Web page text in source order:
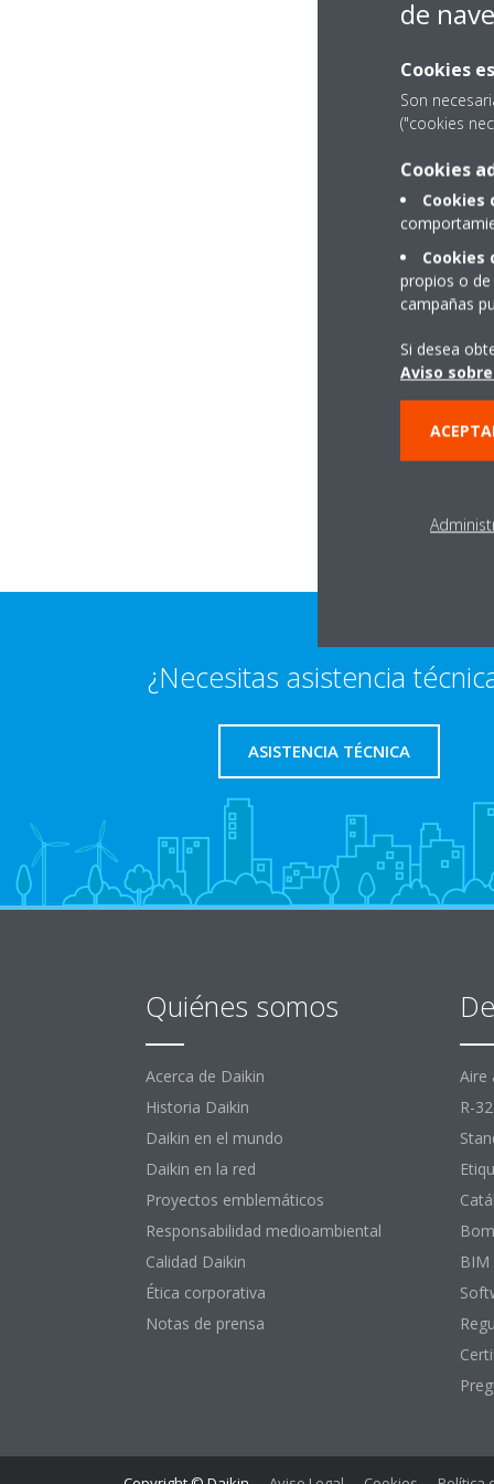
¿Necesitas asistencia
ASISTENCIA TÉCNICA
Quiénes somos
Acerca de Daikin
Historia Daikin
Daikin en el mundo
Daikin en la red
Proyectos emblemáticos
Responsabilidad medioambiental
Calidad Daikin
Ética corporativa
Notas de prensa
Aire
R-32
BIM
de
Cookies
Son
("cookies
Cookies
Cookies
Cookies
propios o
campañas
Si desea
Aviso